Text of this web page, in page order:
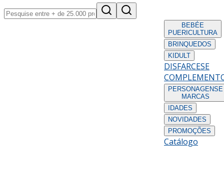
BEBÉE
PUERICULTURA
BRINQUEDOS
KIDULT
DISFARCESE
PERSONAGENS E
MARCAS
IDADES
NOVIDADES
PROMOÇÕES
Catálogo